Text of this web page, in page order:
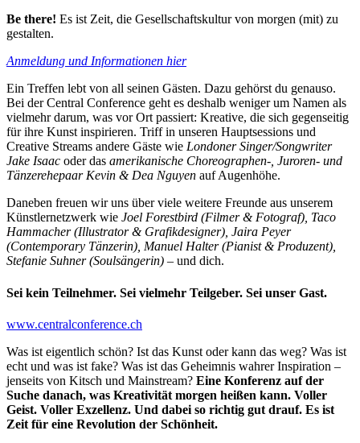
Be there! Es ist Zeit, die Gesellschaftskultur von morgen (mit) zu
gestalten.
Anmeldung und Informationen hier
Ein Treffen lebt von all seinen Gästen. Dazu gehörst du genauso.
Bei der Central Conference geht es deshalb weniger um Namen als
vielmehr darum, was vor Ort passiert: Kreative, die sich gegenseitig
für ihre Kunst inspirieren. Triff in unseren Hauptsessions und
Creative Streams andere Gäste wie Londoner Singer/Songwriter
Jake Isaac oder das amerikanische Choreographen-, Juroren- und
Tänzerehepaar Kevin & Dea Nguyen auf Augenhöhe.
Daneben freuen wir uns über viele weitere Freunde aus unserem
Künstlernetzwerk wie Joel Forestbird (Filmer & Fotograf), Taco
Hammacher (Illustrator & Grafikdesigner), Jaira Peyer
(Contemporary Tänzerin), Manuel Halter (Pianist & Produzent),
Stefanie Suhner (Soulsängerin) – und dich.
Sei kein Teilnehmer. Sei vielmehr Teilgeber. Sei unser Gast.
www.centralconference.ch
Was ist eigentlich schön? Ist das Kunst oder kann das weg? Was ist
echt und was ist fake? Was ist das Geheimnis wahrer Inspiration –
jenseits von Kitsch und Mainstream? Eine Konferenz auf der
Suche danach, was Kreativität morgen heißen kann. Voller
Geist. Voller Exzellenz. Und dabei so richtig gut drauf. Es ist
Zeit für eine Revolution der Schönheit.